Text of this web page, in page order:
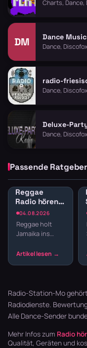
Charts, Dance,
DM Dance
Dance,
radio-
Dance,
Deluxe-
Dance,
Passende Ratgeber
04.08.2026
Reggae
Radio hören:
Jamaican
Vibes und
Dancehall
Reggae holt
Jamaika ins
Der entspannte
schaffen U…
Radio-Station-Mo
Radiodienste.
Alle Dance-Sender
Mehr Infos zum Radio
Qualität, Geräten und